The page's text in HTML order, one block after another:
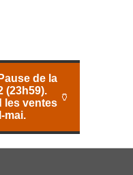
Pause de la
(23h59).
les ventes
mai.
🏺